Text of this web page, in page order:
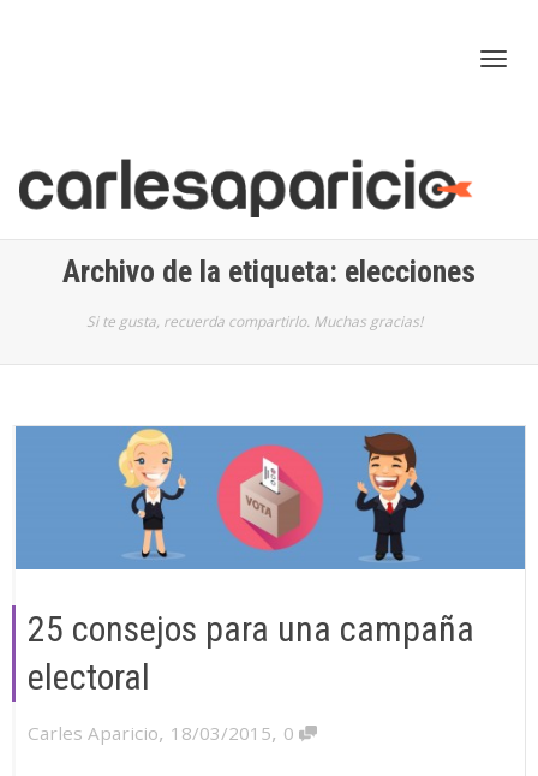
Archivo de la etiqueta: elecciones
Si te gusta, recuerda compartirlo. Muchas gracias!
25 consejos para una campaña
electoral
Carles Aparicio, 18/03/2015, 0